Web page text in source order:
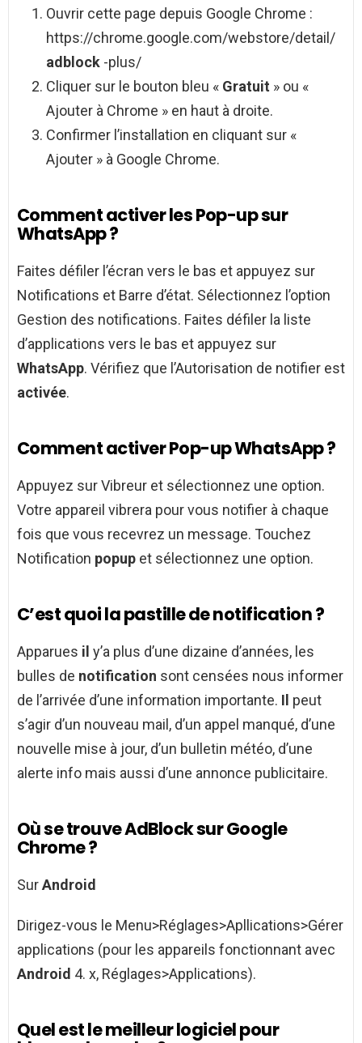
Ouvrir cette page depuis Google Chrome :
https://chrome.google.com/webstore/detail/
adblock -plus/
Cliquer sur le bouton bleu « Gratuit » ou «
Ajouter à Chrome » en haut à droite.
Confirmer l’installation en cliquant sur «
Ajouter » à Google Chrome.
Comment activer les Pop-up sur
WhatsApp ?
Faites défiler l’écran vers le bas et appuyez sur
Notifications et Barre d’état. Sélectionnez l’option
Gestion des notifications. Faites défiler la liste
d’applications vers le bas et appuyez sur
WhatsApp. Vérifiez que l’Autorisation de notifier est
activée.
Comment activer Pop-up WhatsApp ?
Appuyez sur Vibreur et sélectionnez une option.
Votre appareil vibrera pour vous notifier à chaque
fois que vous recevrez un message. Touchez
Notification popup et sélectionnez une option.
C’est quoi la pastille de notification ?
Apparues il y’a plus d’une dizaine d’années, les
bulles de notification sont censées nous informer
de l’arrivée d’une information importante. Il peut
s’agir d’un nouveau mail, d’un appel manqué, d’une
nouvelle mise à jour, d’un bulletin météo, d’une
alerte info mais aussi d’une annonce publicitaire.
Où se trouve AdBlock sur Google
Chrome ?
SurAndroid
Dirigez-vous le Menu>Réglages>Apllications>Gérer
applications (pour les appareils fonctionnant avec
Android 4. x, Réglages>Applications).
Quel est le meilleur logiciel pour